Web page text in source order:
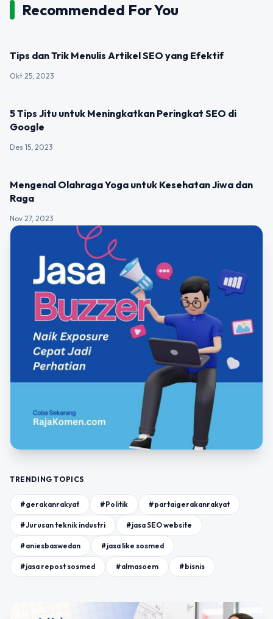
Recommended For You
Tips dan Trik Menulis Artikel SEO yang Efektif
Okt 25, 2023
5 Tips Jitu untuk Meningkatkan Peringkat SEO di
Google
Des 15, 2023
Mengenal Olahraga Yoga untuk Kesehatan Jiwa dan
Raga
Nov 27, 2023
TRENDING TOPICS
#gerakanrakyat #Politik #partaigerakanrakyat
#Jurusan teknik industri #jasa SEO website
#aniesbaswedan #jasa like sosmed
#jasa repost sosmed #almasoem #bisnis